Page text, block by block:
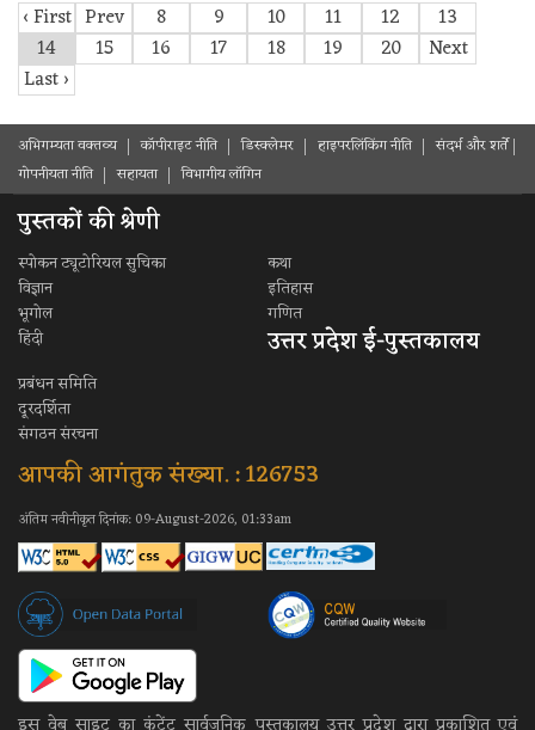
‹ First Prev 8 9 10 11 12
13
14
15 16 17 18 19 20
Next
Last ›
अभिगम्यता वक्तव्य कॉपीराइट नीति डिस्क्लेमर हाइपरलिंकिंग नीति
संदर्भ और शर्ते
गोपनीयता नीति
सहायता विभागीय लॉगिन
पुस्तकों की श्रेणी
स्पोकन ट्यूटोरियल सुचिका
कथा
विज्ञान
इतिहास
भूगोल
गणित
हिंदी
उत्तर प्रदेश ई-पुस्तकालय
प्रबंधन समिति
दूरदर्शिता
संगठन संरचना
आपकी आगंतुक संख्या. : 126753
अंतिम नवीनीकृत दिनांक: 09-August-2026, 01:33am